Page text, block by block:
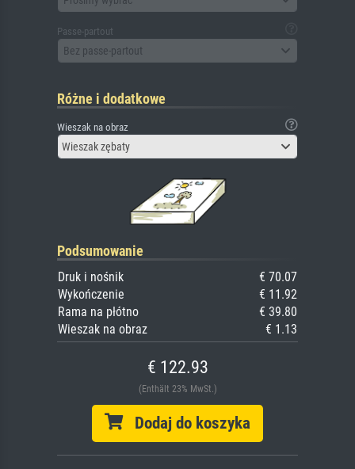
Passe-partout
Bez passe-partout
Różne i dodatkowe
Wieszak na obraz
Wieszak zębaty
Podsumowanie
Druk i nośnik
€ 70.07
Wykończenie
€ 11.92
Rama na płótno
€ 39.80
Wieszak na obraz
€ 1.13
€ 122.93
(Enthält 23% MwSt.)
Dodaj do koszyka